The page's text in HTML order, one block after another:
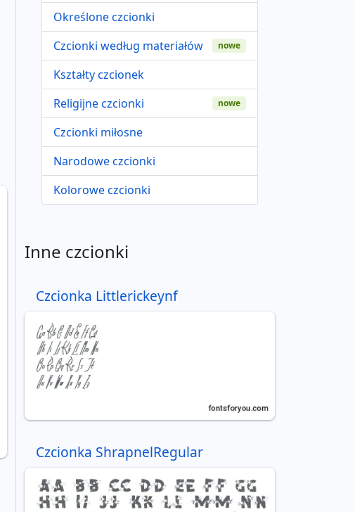
Określone czcionki
Czcionki według materiałów
nowe
Kształty czcionek
Religijne czcionki
nowe
Czcionki miłosne
Narodowe czcionki
Kolorowe czcionki
Inne czcionki
Czcionka Littlerickeynf
Czcionka ShrapnelRegular